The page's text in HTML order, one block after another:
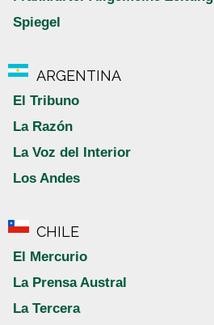
Spiegel
ARGENTINA
El Tribuno
La Razón
La Voz del Interior
Los Andes
CHILE
El Mercurio
La Prensa Austral
La Tercera